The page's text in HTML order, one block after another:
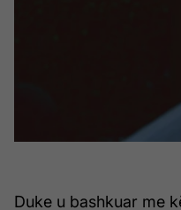
Duke u bashkuar me